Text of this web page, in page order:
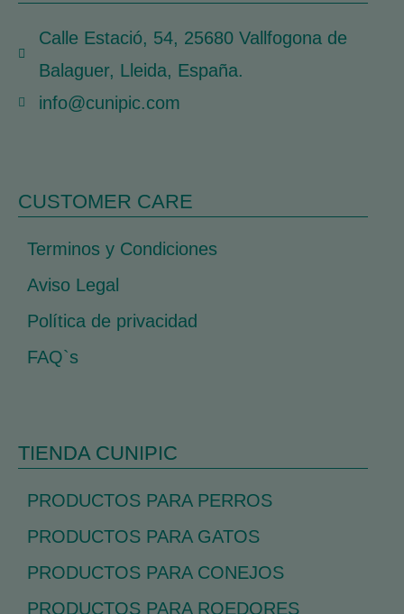
Calle Estació, 54, 25680 Vallfogona de
Balaguer, Lleida, España.
info@cunipic.com
CUSTOMER CARE
Terminos y Condiciones
Aviso Legal
Política de privacidad
FAQ`s
TIENDA CUNIPIC
PRODUCTOS PARA PERROS
PRODUCTOS PARA GATOS
PRODUCTOS PARA CONEJOS
PRODUCTOS PARA ROEDORES